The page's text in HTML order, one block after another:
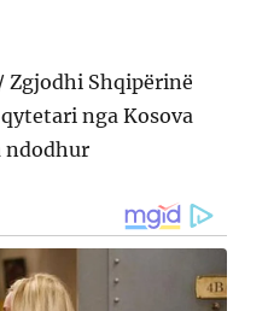
Zgjodhi Shqipërinë
nga Kosova
ndodhur